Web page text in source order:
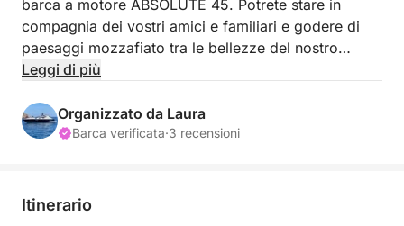
barca a motore ABSOLUTE 45. Potrete stare in
compagnia dei vostri amici e familiari e godere di
paesaggi mozzafiato tra le bellezze del nostro
meraviglioso mare.
La barca dispone di tutti i comfort di cui avrete
bisogno per stare in totale relax tra cui prendisole
Leggi di più
Organizzato da Laura
Barca verificata·3 recensioni
Itinerario